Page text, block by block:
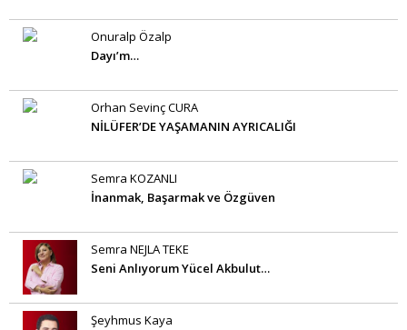
Onuralp Özalp
Dayı’m…
Orhan Sevinç CURA
NİLÜFER’DE YAŞAMANIN AYRICALIĞI
Semra KOZANLI
İnanmak, Başarmak ve Özgüven
Semra NEJLA TEKE
Seni Anlıyorum Yücel Akbulut…
Şeyhmus Kaya